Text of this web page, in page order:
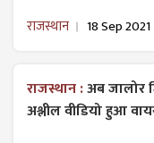
राजस्थान 18 Sep 2021
राजस्थान :अब
अश्लील वीडियो हुआ